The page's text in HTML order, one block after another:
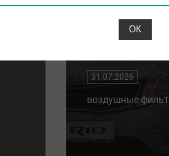
31.07.2026
воздушные
ОК